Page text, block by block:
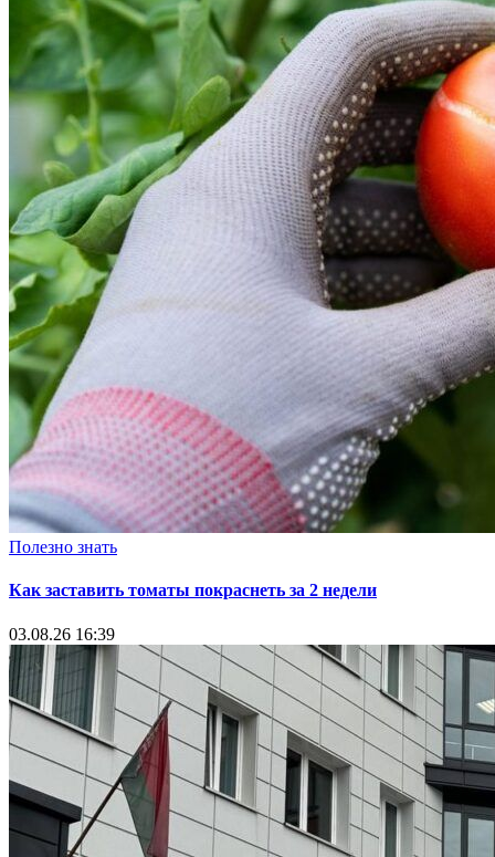
Полезно знать
Как заставить томаты покраснеть за 2 недели
03.08.26 16:39